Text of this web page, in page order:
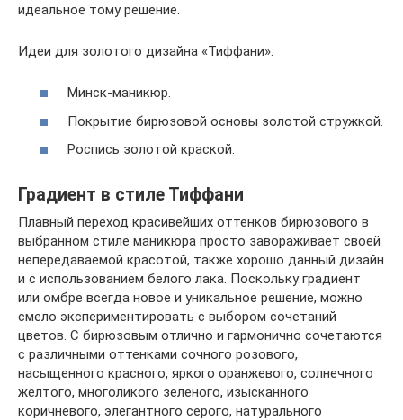
идеальное тому решение.
Идеи для золотого дизайна «Тиффани»:
Минск-маникюр.
Покрытие бирюзовой основы золотой стружкой.
Роспись золотой краской.
Градиент в стиле Тиффани
Плавный переход красивейших оттенков бирюзового в
выбранном стиле маникюра просто завораживает своей
непередаваемой красотой, также хорошо данный дизайн
и с использованием белого лака. Поскольку градиент
или омбре всегда новое и уникальное решение, можно
смело экспериментировать с выбором сочетаний
цветов. С бирюзовым отлично и гармонично сочетаются
с различными оттенками сочного розового,
насыщенного красного, яркого оранжевого, солнечного
желтого, многоликого зеленого, изысканного
коричневого, элегантного серого, натурального